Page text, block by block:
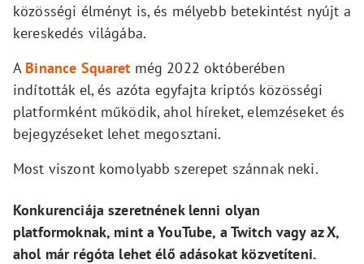
közösségi élményt is, és mélyebb betekintést nyújt a
kereskedés világába.
A Binance Squaret még 2022 októberében
indították el, és azóta egyfajta kriptós közösségi
platformként működik, ahol híreket, elemzéseket és
bejegyzéseket lehet megosztani.
Most viszont komolyabb szerepet szánnak neki.
Konkurenciája szeretnének lenni olyan
platformoknak, mint a YouTube, a Twitch vagy az X,
ahol már régóta lehet élő adásokat közvetíteni.